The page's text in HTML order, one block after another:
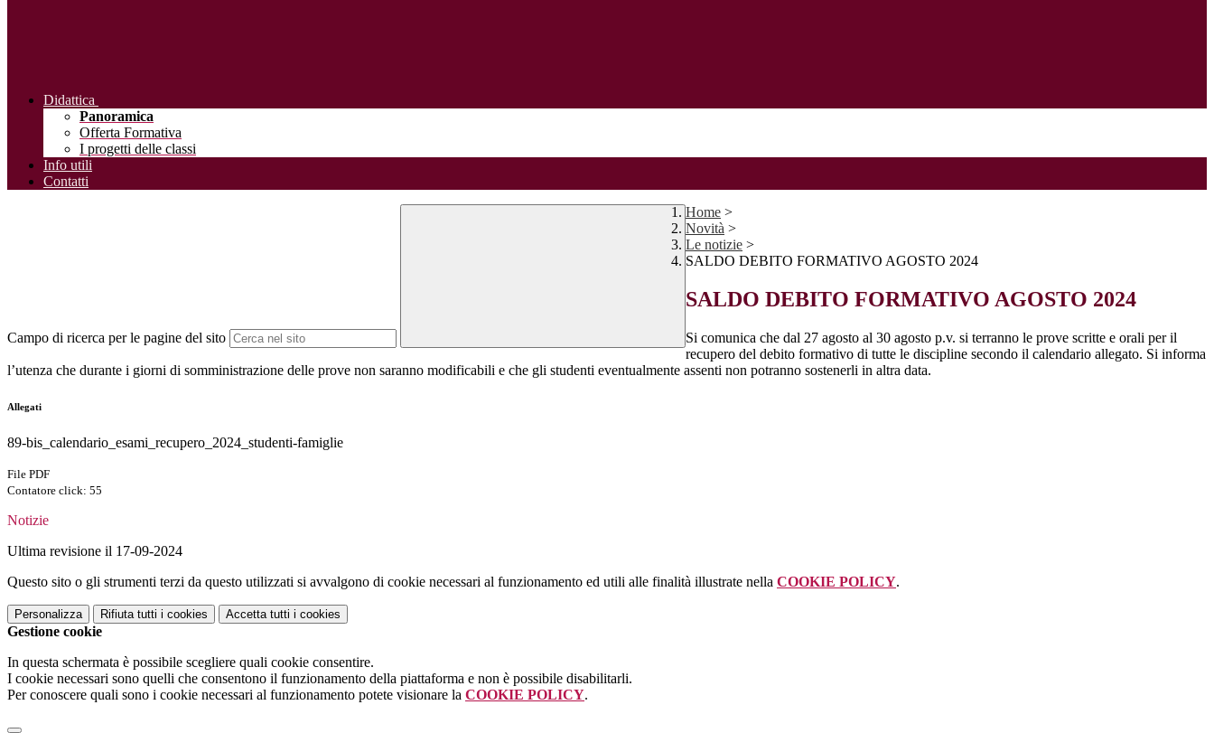
Didattica
Panoramica
Offerta Formativa
I progetti delle classi
Info utili
Contatti
Campo di ricerca per le pagine del sito
Home >
Novità >
Le notizie >
SALDO DEBITO FORMATIVO AGOSTO 2024
SALDO DEBITO FORMATIVO AGOSTO 2024
Si comunica che dal 27 agosto al 30 agosto p.v. si terranno le prove scritte e orali per il
recupero del debito formativo di tutte le discipline secondo il calendario allegato. Si informa
l’utenza che durante i giorni di somministrazione delle prove non saranno modificabili e che gli studenti eventualmente assenti non potranno sostenerli in altra data.
Allegati
89-bis_calendario_esami_recupero_2024_studenti-famiglie
File PDF
Contatore click: 55
Notizie
Ultima revisione il 17-09-2024
Questo sito o gli strumenti terzi da questo utilizzati si avvalgono di cookie necessari al funzionamento ed utili alle finalità illustrate nella COOKIE POLICY.
Personalizza Rifiuta tutti i cookies Accetta tutti i cookies
Gestione cookie
In questa schermata è possibile scegliere quali cookie consentire.
I cookie necessari sono quelli che consentono il funzionamento della piattaforma e non è possibile disabilitarli.
Per conoscere quali sono i cookie necessari al funzionamento potete visionare la COOKIE POLICY.